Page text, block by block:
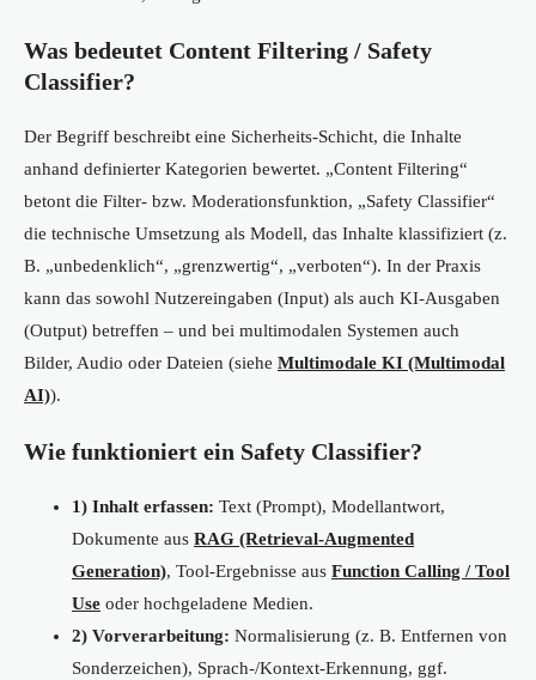
Was bedeutet Content Filtering / Safety
Classifier?
Der Begriff beschreibt eine Sicherheits-Schicht, die Inhalte
anhand definierter Kategorien bewertet. „Content Filtering“
betont die Filter- bzw. Moderationsfunktion, „Safety Classifier“
die technische Umsetzung als Modell, das Inhalte klassifiziert (z.
B. „unbedenklich“, „grenzwertig“, „verboten“). In der Praxis
kann das sowohl Nutzereingaben (Input) als auch KI-Ausgaben
(Output) betreffen – und bei multimodalen Systemen auch
Bilder, Audio oder Dateien (siehe Multimodale KI (Multimodal
AI)).
Wie funktioniert ein Safety Classifier?
1) Inhalt erfassen: Text (Prompt), Modellantwort,
Dokumente aus RAG (Retrieval-Augmented
Generation), Tool-Ergebnisse aus Function Calling / Tool
Use oder hochgeladene Medien.
2) Vorverarbeitung: Normalisierung (z. B. Entfernen von
Sonderzeichen), Sprach-/Kontext-Erkennung, ggf.